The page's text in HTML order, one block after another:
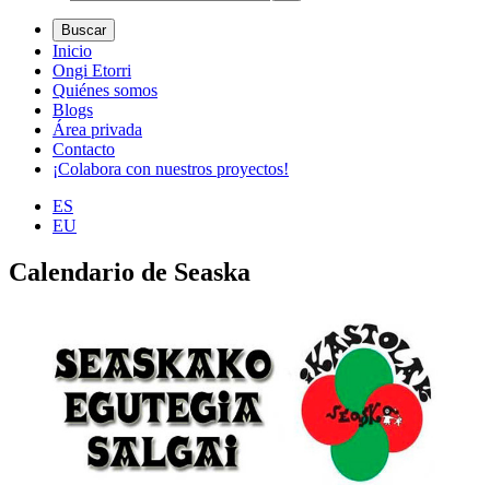
Buscar
Inicio
Ongi Etorri
Quiénes somos
Blogs
Área privada
Contacto
¡Colabora con nuestros proyectos!
ES
EU
Calendario de Seaska